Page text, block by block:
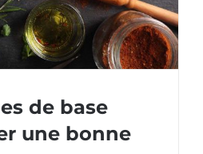
de base
une bonne